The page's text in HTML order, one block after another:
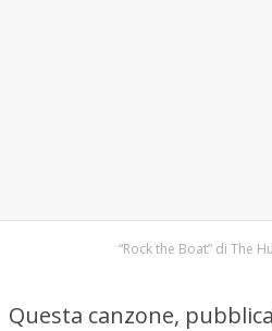
“Rock the Boat” di The
Questa canzone,